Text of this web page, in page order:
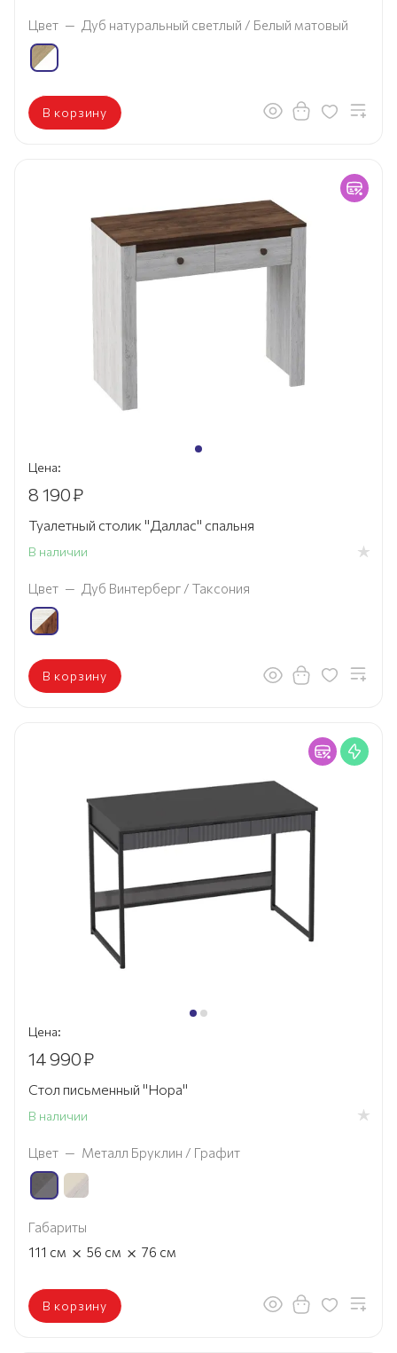
Цвет — Дуб натуральный светлый / Белый матовый
В корзину
Цена:
8 190₽
Туалетный столик "Даллас" спальня
В наличии
Цвет — Дуб Винтерберг / Таксония
В корзину
Цена:
14 990₽
Стол письменный "Нора"
В наличии
Цвет — Металл Бруклин / Графит
Габариты
111 см × 56 см × 76 см
В корзину